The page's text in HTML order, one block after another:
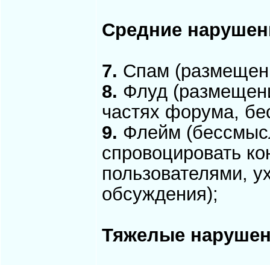
Средние
7. Спам
8. Флуд
частях форума,
9. Флейм
спровоцировать
пользователями,
обсуждения);
Тяжелые